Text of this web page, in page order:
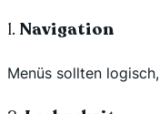
1. Navigation
Menüs sollten